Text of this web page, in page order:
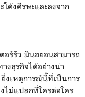
ค้งศีรษะและลงจาก
ร์รัว มินฮยอนสามารถ
งธุรกิจได้อย่างน่า
งเหตุการณ์นี้ที่เป็นการ
ไม่แปลกที่ใครต่อใคร